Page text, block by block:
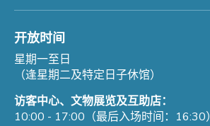
开放时间
星期一至日
（逢星期二及特定日子休馆）
访客中心、文物展览及互助店：
10:00 - 17:00（最后入场时间：16:30）